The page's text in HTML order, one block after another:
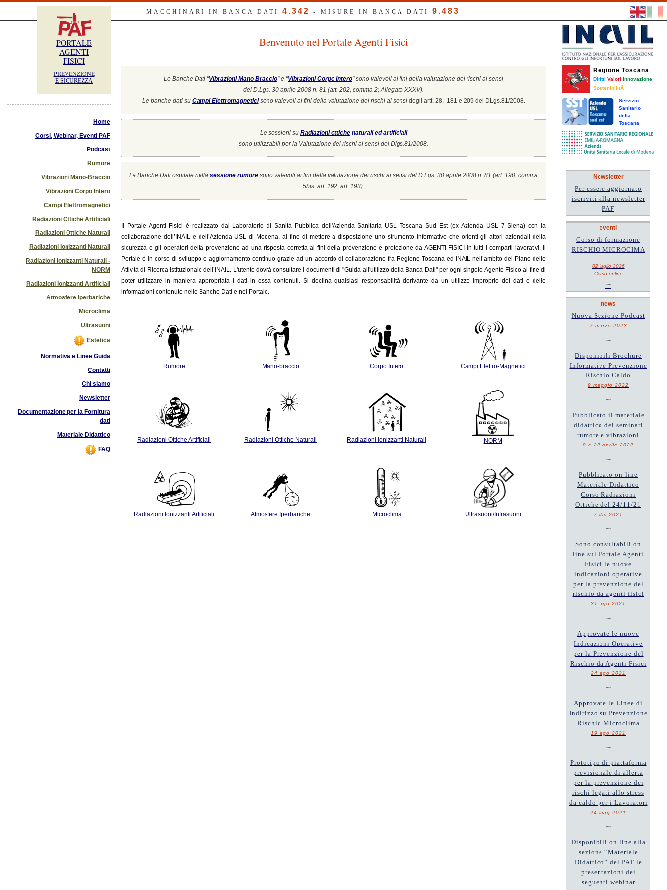
MACCHINARI IN BANCA DATI 4.342 - MISURE IN BANCA DATI 9.483
PORTALE
AGENTI
FISICI
PREVENZIONE
E SICUREZZA
Home
Corsi, Webinar, Eventi PAF
Podcast
Rumore
Vibrazioni Mano-Braccio
Vibrazioni Corpo Intero
Campi Elettromagnetici
Radiazioni Ottiche Artificiali
Radiazioni Ottiche Naturali
Radiazioni Ionizzanti Naturali
Radiazioni Ionizzanti Naturali -
NORM
Radiazioni Ionizzanti Artificiali
Atmosfere Iperbariche
Microclima
Ultrasuoni
Estetica
Normativa e Linee Guida
Contatti
Chi siamo
Newsletter
Documentazione per la Fornitura
dati
Materiale Didattico
FAQ
Benvenuto nel Portale Agenti Fisici
Le Banche Dati "Vibrazioni Mano Braccio" e "Vibrazioni Corpo Intero"sono valevoli ai fini della valutazione dei rischi ai sensi
del D.Lgs. 30 aprile 2008 n. 81 (art. 202, comma 2; Allegato XXXV).
Le banche dati su Campi Elettromagneticisono valevoli ai fini della valutazione dei rischi ai sensi degli artt. 28, 181 e 209 del DLgs.81/2008.
Le sessioni su Radiazioni ottiche naturali ed artificiali
sono utilizzabili per la Valutazione dei rischi ai sensi del Dlgs.81/2008.
Le Banche Dati ospitate nella sessione rumore sono valevoli ai fini della valutazione dei rischi ai sensi del D.Lgs. 30 aprile 2008 n. 81 (art. 190, comma
5bis; art. 192, art. 193).
Portale Agenti Fisici è realizzato dal Laboratorio di Sanità Pubblica dell'Azienda Sanitaria USL Toscana Sud Est (ex Azienda USL 7 Siena) con la
collaborazione dell’INAIL e dell’Azienda USL di Modena, al fine di mettere a disposizione uno strumento informativo che orienti gli attori aziendali della
sicurezza e gli operatori della prevenzione ad una risposta corretta ai fini della prevenzione e protezione da AGENTI FISICI in tutti i comparti lavorativi. Il
Portale è in corso di sviluppo e aggiornamentocontinuo grazie ad un accordo di collaborazione fra Regione Toscana ed INAIL nell’ambito del Piano delle
Attività di Ricerca Istituzionale dell’INAIL. L'utente dovrà consultare i documenti di "Guida all'utilizzo della Banca Dati" per ogni singolo Agente Fisico al fine di
poter utilizzare in maniera appropriata i dati in essa contenuti. Si declina qualsiasi responsabilità derivante da un utilizzo improprio dei dati e delle
informazioni contenute nelle Banche Dati e nel Portale.
Rumore Mano-braccio Corpo Intero Campi Elettro-Magnetici
Radiazioni Ottiche Artificiali Radiazioni Ottiche Naturali Radiazioni Ionizzanti Naturali NORM
Radiazioni Ionizzanti Artificiali Atmosfere Iperbariche Microclima Ultrasuoni/Infrasuoni
Regione Toscana
Diritti Valori Innovazione
SostenibilitÃ
Servizio
Sanitario
della
Toscana
Newsletter
Per essere aggiornato
iscriviti alla newsletter
PAF
eventi
Corso di formazione
RISCHIO MICROCIMA
02 luglio 2026
Corso online
~
news
Nuova Sezione Podcast
7 marzo 2023
~
Disponibili Brochure
Informative Prevenzione
Rischio Caldo
9 maggio 2022
~
Pubblicato il materiale
didattico dei seminari
rumore e vibrazioni
8 e 22 aprile 2022
~
Pubblicato on-line
Materiale Didattico
Corso Radiazioni
Ottiche del 24/11/21
7 dic 2021
~
Sono consultabili on
line sul Portale Agenti
Fisici le nuove
indicazioni operative
per la prevenzione del
rischio da agenti fisici
31 ago 2021
~
Approvate le nuove
Indicazioni Operative
per la Prevenzione del
Rischio da Agenti Fisici
24 ago 2021
~
Approvate le Linee di
Indirizzo su Prevenzione
Rischio Microclima
19 ago 2021
~
Prototipo di piattaforma
previsionale di allerta
per la prevenzione dei
rischi legati allo stress
da caldo per i Lavoratori
24 mag 2021
~
Disponibili on line alla
sezione “Materiale
Didattico” del PAF le
presentazioni dei
seguenti webinar